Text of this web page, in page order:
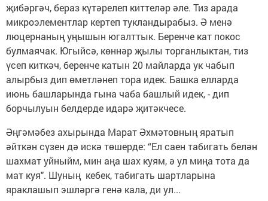
җибәргәч, бераз күтәрелеп киттеләр әле. Тиз арада
микроэлементлар кертеп тукландырабыз. Ә менә
люцернаның уңышын югалттык. Беренче кат покос
булмаячак. Югыйсә, көннәр җылы торганлыктан, тиз
үсеп киткәч, беренче катын 20 майларда ук чабып
алырбыз дип өметләнеп тора идек. Башка елларда
июнь башларында гына чаба башлый идек, - дип
борчылуын белдерде идарә җитәкчесе.
Әңгәмәбез ахырында Марат Әхмәтовның яратып
әйткән сүзен дә искә төшерде: “Ел саен табигать белән
шахмат уйныйм, мин аңа шах куям, ә ул миңа тота да
мат куя". Шуның кебек, табигать шартларына
яраклашып эшләргә генә кала, ди ул...